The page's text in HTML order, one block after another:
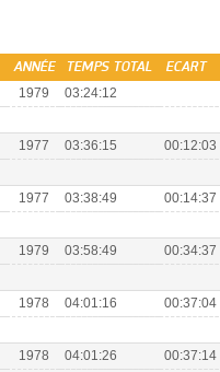
ANNÉE TEMPS TOTAL ECART
1979 03:24:12
1977 03:36:15 00:12:03
1977 03:38:49 00:14:37
1979 03:58:49 00:34:37
1978 04:01:16 00:37:04
1978 04:01:26 00:37:14